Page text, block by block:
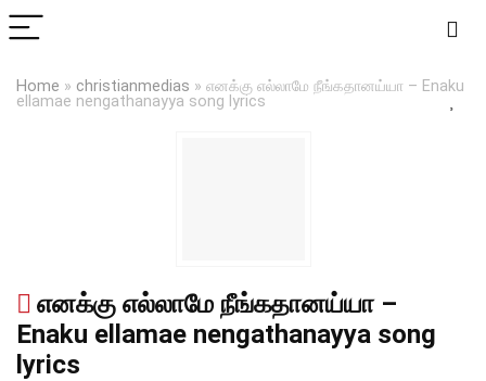
Home » christianmedias » எனக்கு எல்லாமே நீங்கதானய்யா – Enaku
ellamae nengathanayya song lyrics
எனக்கு எல்லாமே நீங்கதானய்யா –
Enaku ellamae nengathanayya song
lyrics